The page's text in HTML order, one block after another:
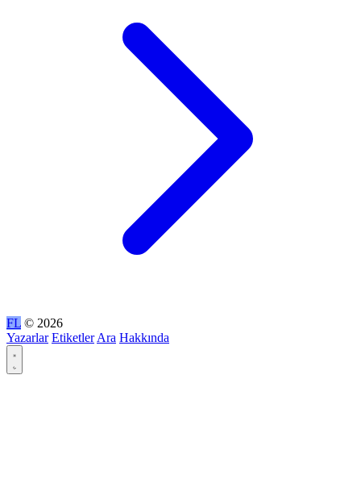
FL © 2026
Yazarlar Etiketler Ara Hakkında